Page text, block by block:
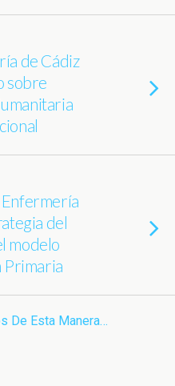
de Cádiz
sobre
Enfermería
del
modelo
Primaria
De Esta Manera…